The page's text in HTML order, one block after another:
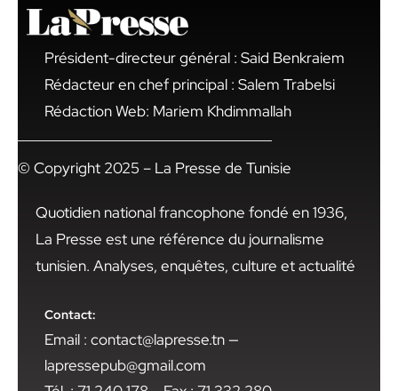
Président-directeur général : Said Benkraiem
Rédacteur en chef principal : Salem Trabelsi
Rédaction Web: Mariem Khdimmallah
© Copyright 2025 – La Presse de Tunisie
Quotidien national francophone fondé en 1936,
La Presse est une référence du journalisme
tunisien. Analyses, enquêtes, culture et actualité
Contact:
Email : contact@lapresse.tn —
lapressepub@gmail.com